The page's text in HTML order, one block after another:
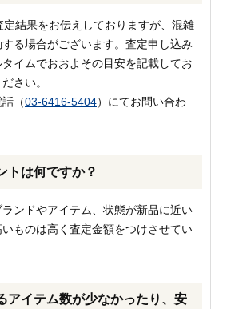
結果をお伝えしておりますが、混雑
る場合がございます。査定申し込み
イムでおおよその目安を記載してお
さい。
（03-6416-5404）にてお問い合わ
トは何ですか？
ンドやアイテム、状態が新品に近い
ものは高く査定金額をつけさせてい
アイテム数が少なかったり、安